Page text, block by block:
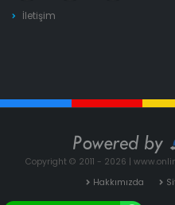
İletişim
Copyright © 2011 - 2026 |
Hakkımızda